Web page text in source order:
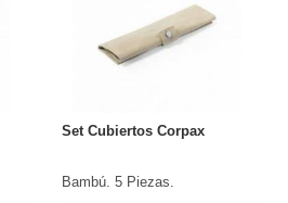
Set Cubiertos Corpax
Bambú. 5 Piezas.